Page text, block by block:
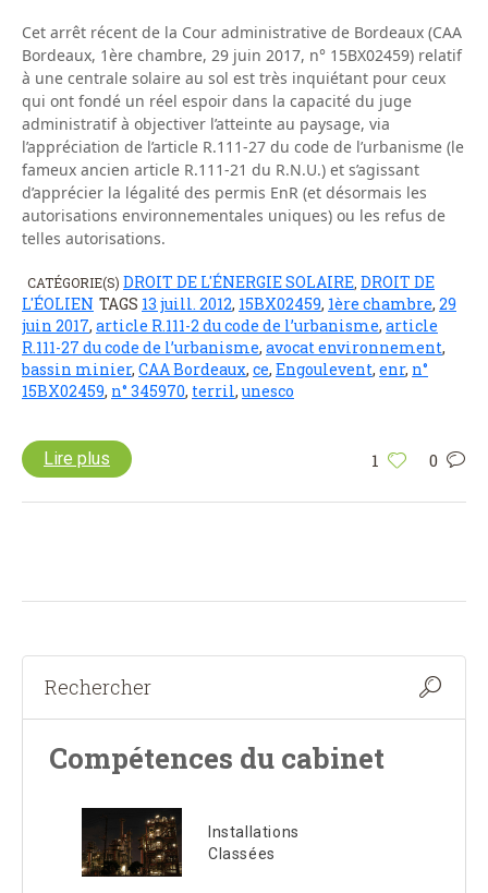
Cet arrêt récent de la Cour administrative de Bordeaux (CAA
Bordeaux, 1ère chambre, 29 juin 2017, n° 15BX02459) relatif
à une centrale solaire au sol est très inquiétant pour ceux
qui ont fondé un réel espoir dans la capacité du juge
administratif à objectiver l’atteinte au paysage, via
l’appréciation de l’article R.111-27 du code de l’urbanisme (le
fameux ancien article R.111-21 du R.N.U.) et s’agissant
d’apprécier la légalité des permis EnR (et désormais les
autorisations environnementales uniques) ou les refus de
telles autorisations.
CATÉGORIE(S) DROIT DE L'ÉNERGIE SOLAIRE DROIT DE
L'ÉOLIEN TAGS 13 juill. 2012, 15BX02459, 1ère chambre, 29
juin 2017, article R.111-2 du code de l’urbanisme, article
R.111-27 du code de l’urbanisme, avocat environnement,
bassin minier, CAA Bordeaux, ce, Engoulevent, enr, n°
15BX02459, n° 345970, terril,unesco
1 0
Lire plus
Compétences du cabinet
Installations
Classées